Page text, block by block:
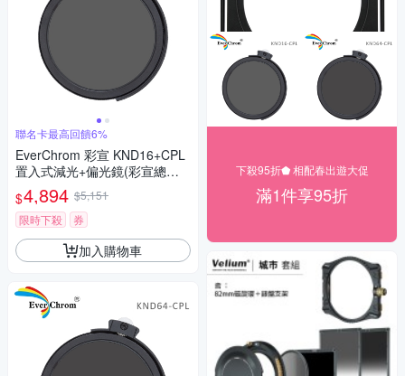
聯名卡最高回饋6%
EverChrom 彩宣 KND16+CPL
置入式減光+偏光鏡(彩宣總代
理)
$4,894 $5,151
限時下殺
券
加入購物車
下殺95折⬟ 相配春出遊大促
滿1件享95折